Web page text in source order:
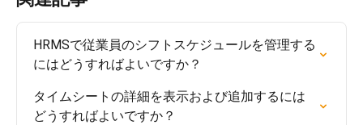
HRMSで従業員のシフトスケジュールを管理する
にはどうすればよいですか？
タイムシートの詳細を表示および追加するには
どうすればよいですか？